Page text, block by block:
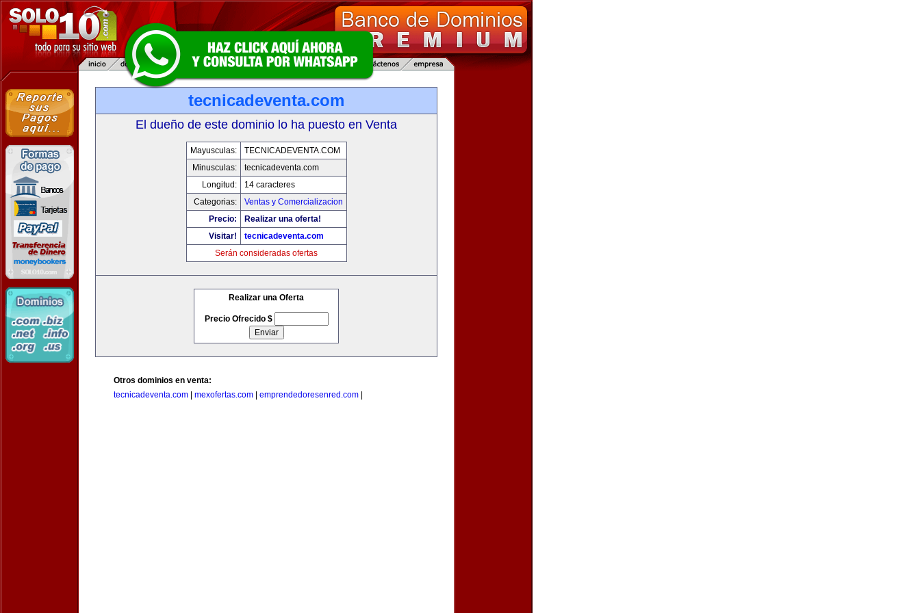
tecnicadeventa.com
El dueño de este dominio lo ha puesto en Venta
Mayusculas:
TECNICADEVENTA.COM
Minusculas:
tecnicadeventa.com
Longitud:
14 caracteres
Categorias:
Ventas y Comercializacion
Precio:
Realizar una oferta!
Visitar!
tecnicadeventa.com
Serán consideradas ofertas
Realizar una Oferta
Precio Ofrecido $
Otros dominios en venta:
tecnicadeventa.com
mexofertas.com emprendedoresenred.com